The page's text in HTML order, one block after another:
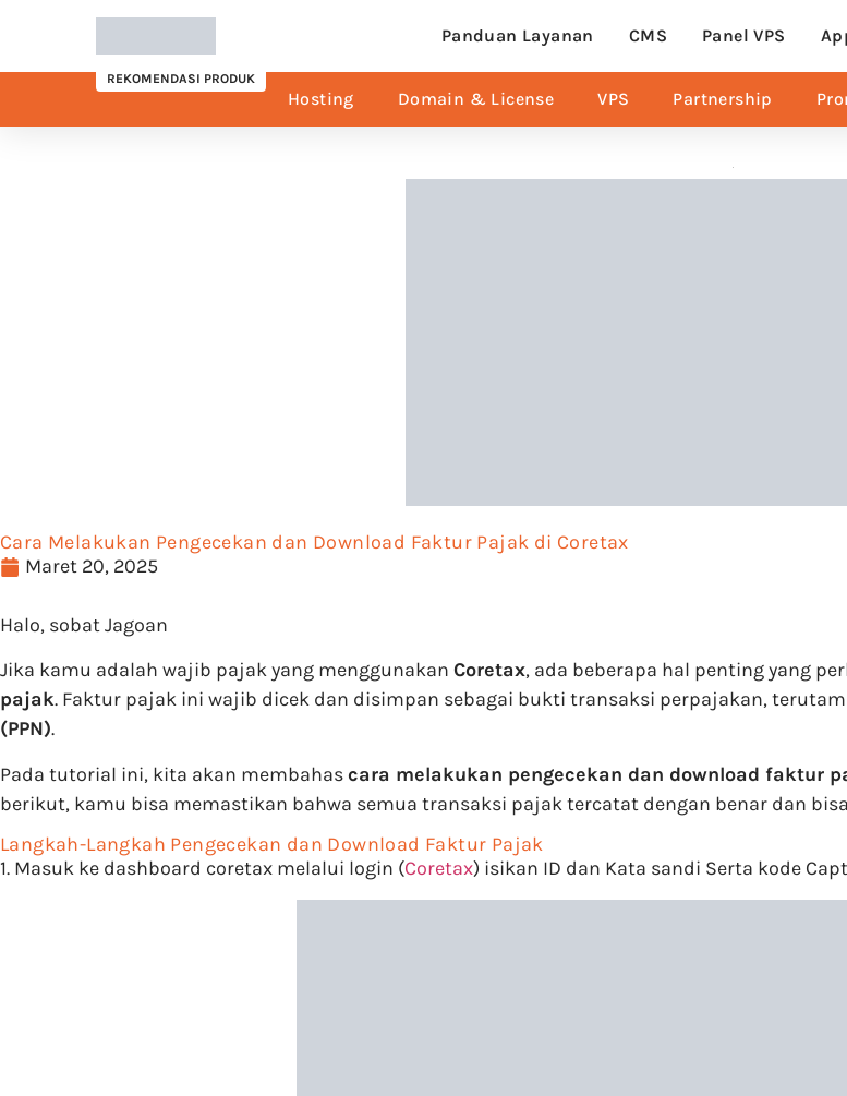
Panduan Layanan CMS Panel VPS
REKOMENDASI PRODUK
Hosting Domain & License VPS Partnership
Cara Melakukan Pengecekan dan Download Faktur Pajak di Coretax
Maret 20, 2025
Halo, sobat Jagoan
Jika kamu adalah wajib pajak yang menggunakan Coretax, ada beberapa hal penting yang
pajak. Faktur pajak ini wajib dicek dan disimpan sebagai bukti transaksi perpajakan,
(PPN).
Pada tutorial ini, kita akan membahascara melakukan pengecekan dan download faktur
berikut, kamu bisa memastikan bahwa semua transaksi pajak tercatat dengan benar dan
Langkah-Langkah Pengecekan dan Download Faktur Pajak
1. Masuk ke dashboard coretax melalui login (Coretax) isikan ID dan Kata sandi Serta kode